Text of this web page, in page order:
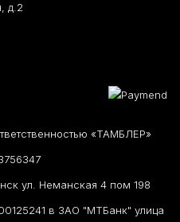
д.2
«ТАМБЛЕР»
ул. Неманская 4 пом 198
в ЗАО "МТБанк" улица